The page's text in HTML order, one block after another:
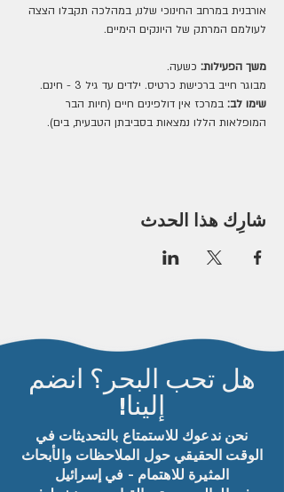
אורבנית במרחב החינוכי שלנו, במהלכה תקבלו הצצה
לעולמם המרתק של היונקים הימיים.
משך הפעילות: כשעה.
מבוגר חייב ברכישת כרטיס. ילדים עד גיל 3 - חינם.
שימו לב: במרכז אין דולפינים חיים (חיות הבר
המופלאות הללו נמצאות בסביבתן הטבעית, בים).
شارِك هذا الحدث
هل تحب البحر؟ انضم
إلينا!
نحن ندعوك للاستمتاع بالتحديثات في
الوقت الحقيقي حول الملاحظات والأبحاث
المثيرة للاهتمام - في إسرائيل